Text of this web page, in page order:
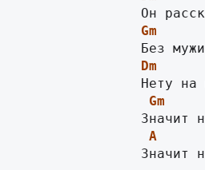
Gm
Dm
Gm
A
Значит